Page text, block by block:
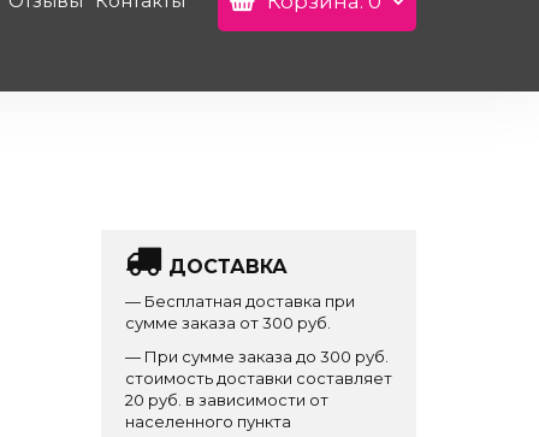
ДОСТАВКА
— Бесплатная доставка при
сумме заказа от 300 руб.
— При сумме заказа до 300 руб.
стоимость доставки составляет
20 руб. в зависимости от
населенного пункта